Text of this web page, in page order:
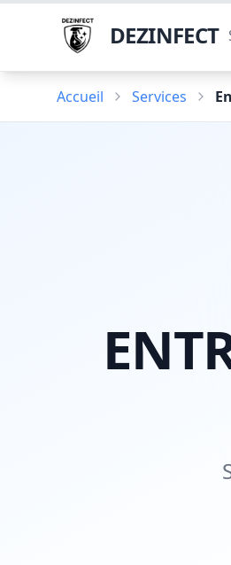
DEZINFECT
Accueil Services